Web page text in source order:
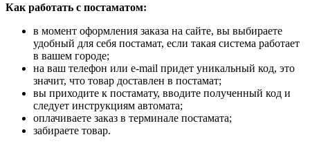
Как работать с постаматом:
в момент оформления заказа на сайте, вы выбираете
удобный для себя постамат, если такая система работает
в вашем городе;
на ваш телефон или e-mail придет уникальный код, это
значит, что товар доставлен в постамат;
вы приходите к постамату, вводите полученный код и
следует инструкциям автомата;
оплачиваете заказ в терминале постамата;
забираете товар.